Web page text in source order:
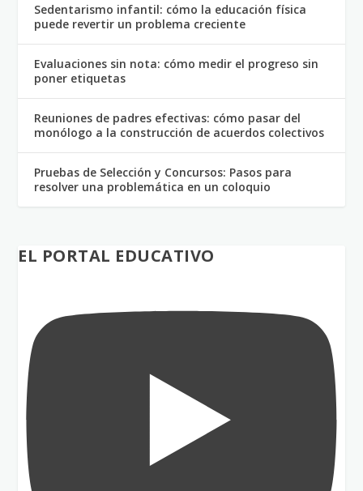
Sedentarismo infantil: cómo la educación física
puede revertir un problema creciente
Evaluaciones sin nota: cómo medir el progreso sin
poner etiquetas
Reuniones de padres efectivas: cómo pasar del
monólogo a la construcción de acuerdos colectivos
Pruebas de Selección y Concursos: Pasos para
resolver una problemática en un coloquio
EL PORTAL EDUCATIVO